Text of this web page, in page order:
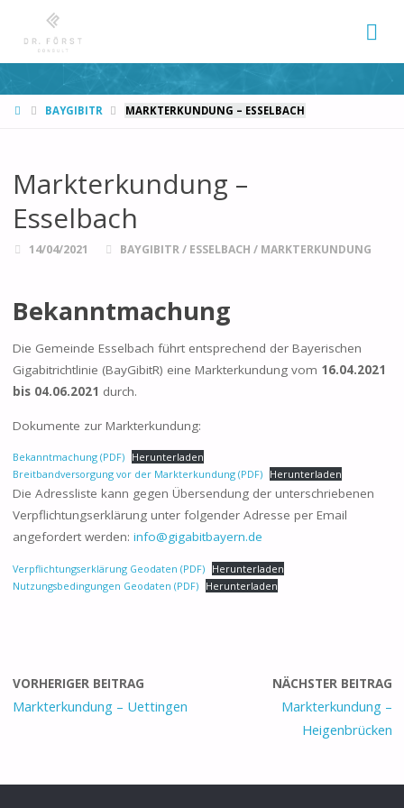
STARTBAYGIBITR MARKTERKUNDUNG – ESSELBACH
Markterkundung –
Esselbach
14/04/2021 BAYGIBITR/ ESSELBACH / MARKTERKUNDUNG
Bekanntmachung
Die Gemeinde Esselbach führt entsprechend der Bayerischen
Gigabitrichtlinie (BayGibitR) eine Markterkundung vom 16.04.2021
bis 04.06.2021 durch.
Dokumente zur Markterkundung:
Bekanntmachung (PDF)
Herunterladen
Breitbandversorgung vor der Markterkundung (PDF)
Herunterladen
Die Adressliste kann gegen Übersendung der unterschriebenen
Verpflichtungserklärung unter folgender Adresse per Email
angefordert werden: info@gigabitbayern.de
Verpflichtungserklärung Geodaten (PDF)
Herunterladen
Nutzungsbedingungen Geodaten (PDF)
Herunterladen
VORHERIGER BEITRAG
Markterkundung – Uettingen
NÄCHSTER BEITRAG
Markterkundung –
Heigenbrücken